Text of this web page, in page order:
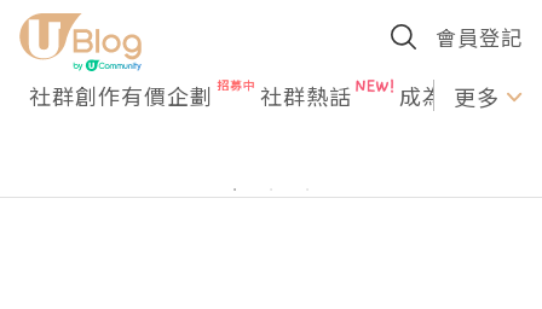
會員登記
社群創作有價企劃 社群熱話 成為U更多